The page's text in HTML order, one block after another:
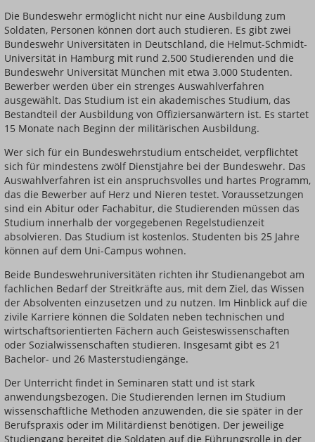
Die Bundeswehr ermöglicht nicht nur eine Ausbildung zum
Soldaten, Personen können dort auch studieren. Es gibt zwei
Bundeswehr Universitäten in Deutschland, die Helmut-Schmidt-
Universität in Hamburg mit rund 2.500 Studierenden und die
Bundeswehr Universität München mit etwa 3.000 Studenten.
Bewerber werden über ein strenges Auswahlverfahren
ausgewählt. Das Studium ist ein akademisches Studium, das
Bestandteil der Ausbildung von Offiziersanwärtern ist. Es startet
15 Monate nach Beginn der militärischen Ausbildung.
Wer sich für ein Bundeswehrstudium entscheidet, verpflichtet
sich für mindestens zwölf Dienstjahre bei der Bundeswehr. Das
Auswahlverfahren ist ein anspruchsvolles und hartes Programm,
das die Bewerber auf Herz und Nieren testet. Voraussetzungen
sind ein Abitur oder Fachabitur, die Studierenden müssen das
Studium innerhalb der vorgegebenen Regelstudienzeit
absolvieren. Das Studium ist kostenlos. Studenten bis 25 Jahre
können auf dem Uni-Campus wohnen.
Beide Bundeswehruniversitäten richten ihr Studienangebot am
fachlichen Bedarf der Streitkräfte aus, mit dem Ziel, das Wissen
der Absolventen einzusetzen und zu nutzen. Im Hinblick auf die
zivile Karriere können die Soldaten neben technischen und
wirtschaftsorientierten Fächern auch Geisteswissenschaften
oder Sozialwissenschaften studieren. Insgesamt gibt es 21
Bachelor- und 26 Masterstudiengänge.
Der Unterricht findet in Seminaren statt und ist stark
anwendungsbezogen. Die Studierenden lernen im Studium
wissenschaftliche Methoden anzuwenden, die sie später in der
Berufspraxis oder im Militärdienst benötigen. Der jeweilige
Studiengang bereitet die Soldaten auf die Führungsrolle in der